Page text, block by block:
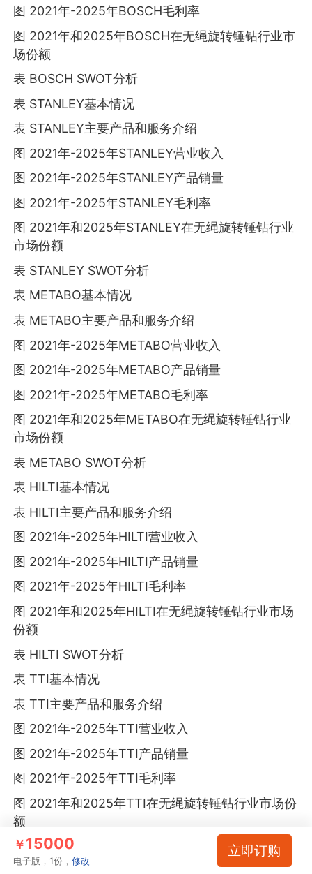
图 2021年-2025年BOSCH毛利率
图 2021年和2025年BOSCH在无绳旋转锤钻行业市
场份额
表 BOSCH SWOT分析
表 STANLEY基本情况
表 STANLEY主要产品和服务介绍
图 2021年-2025年STANLEY营业收入
图 2021年-2025年STANLEY产品销量
图 2021年-2025年STANLEY毛利率
图 2021年和2025年STANLEY在无绳旋转锤钻行业
市场份额
表 STANLEY SWOT分析
表 METABO基本情况
表 METABO主要产品和服务介绍
图 2021年-2025年METABO营业收入
图 2021年-2025年METABO产品销量
图 2021年-2025年METABO毛利率
图 2021年和2025年METABO在无绳旋转锤钻行业
市场份额
表 METABO SWOT分析
表 HILTI基本情况
表 HILTI主要产品和服务介绍
图 2021年-2025年HILTI营业收入
图 2021年-2025年HILTI产品销量
图 2021年-2025年HILTI毛利率
图 2021年和2025年HILTI在无绳旋转锤钻行业市场
份额
表 HILTI SWOT分析
表 TTI基本情况
表 TTI主要产品和服务介绍
图 2021年-2025年TTI营业收入
图 2021年-2025年TTI产品销量
图 2021年-2025年TTI毛利率
图 2021年和2025年TTI在无绳旋转锤钻行业市场份
额
表 TTI SWOT分析
￥15000
电子版，1份，修改
立即订购